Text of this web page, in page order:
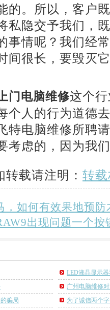
的。所以，客户
私隐交予我们，
事情呢？我们经
间很长，要毁灭
门电脑维修这个
个人的行为道德
特电脑维修所聘
考虑的，因为我
转载请注明： 转
，如何有效果地预防
出现问题一个按
LED液晶显示
广州电脑维修
骗局
为了诚信两个